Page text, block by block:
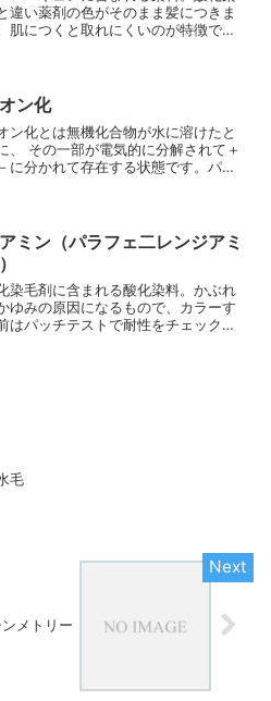
違い薬剤の色がそのまま髪につきま
肌につくと取れにくいのが特徴で
ン化
ン化とは無機化合物が水に溶けたと
、 その一部が電気的に分解されて＋
に分かれて存在する状態です。パー
。ミン（パラフェ二レンジアミ
染毛剤に含まれる酸化染料。かぶれ
ゆみの原因になるもので、カラーす
はパッチテストで耐性をチェックす
毛
メトリー